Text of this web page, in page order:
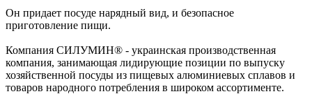
Он придает посуде нарядный вид, и безопасное
приготовление пищи.
Компания СИЛУМИН® - украинская производственная
компания, занимающая лидирующие позиции по выпуску
хозяйственной посуды из пищевых алюминиевых сплавов и
товаров народного потребления в широком ассортименте.